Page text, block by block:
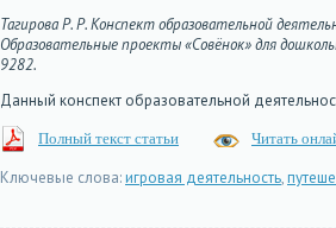
Тагирова Р. Р. Конспект образовательной
Образовательные проекты «Совёнок» для
9282.
Данный конспект образовательной
Полный текст статьи Читать
Ключевые слова:игровая деятельность,